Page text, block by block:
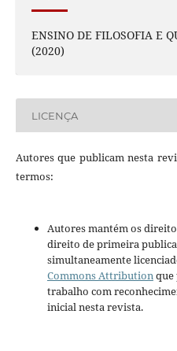
ENSINO DE FILOSOFIA E
(2020)
LICENÇA
Autores que publicam nesta
termos:
Autores mantém os
direito de primeira
simultaneamente
Commons Attributionque
trabalho com
inicial nesta revista.